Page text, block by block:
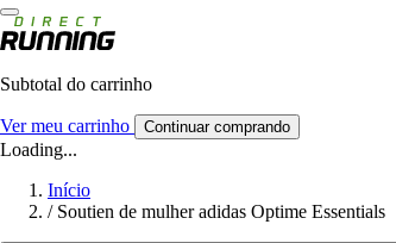
Subtotal do carrinho
Ver meu carrinho Continuar comprando
Loading...
Início
/ Soutien de mulher adidas Optime Essentials